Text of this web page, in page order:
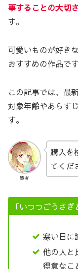
事することの大切
す。
可愛いものが好き
おすすめの作品です
この記事では、最
対象年齢やあらす
す。
筆者
購入を
てくだ
｢いつつごうさぎ
寒い日に
他の人と
得意なこ